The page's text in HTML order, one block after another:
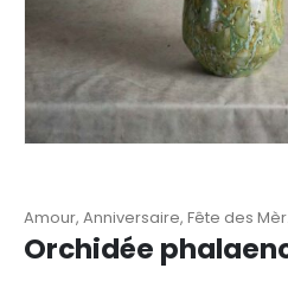
Amour, Anniversaire, Fête des Mères